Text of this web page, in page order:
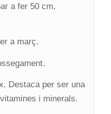
a fer 50 cm,
a març.
Destaca per ser una
i minerals.